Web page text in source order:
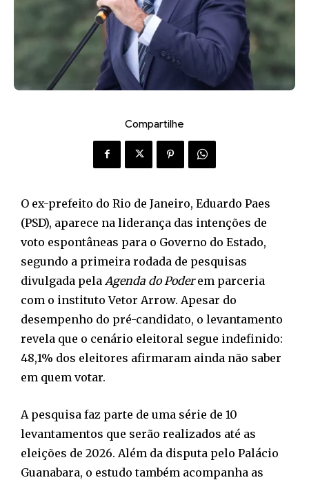
Compartilhe
O ex-prefeito do Rio de Janeiro, Eduardo Paes
(PSD), aparece na liderança das intenções de
voto espontâneas para o Governo do Estado,
segundo a primeira rodada de pesquisas
divulgada pela Agenda do Poderem parceria
com o instituto Vetor Arrow. Apesar do
desempenho do pré-candidato, o levantamento
revela que o cenário eleitoral segue indefinido:
48,1% dos eleitores afirmaram ainda não saber
em quem votar.
A pesquisa faz parte de uma série de 10
levantamentos que serão realizados até as
eleições de 2026. Além da disputa pelo Palácio
Guanabara, o estudo também acompanha as